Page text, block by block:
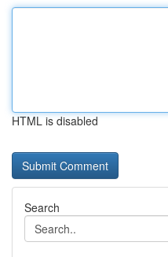
HTML is disabled
Search